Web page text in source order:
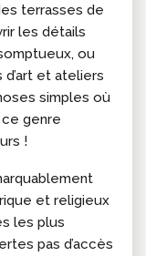
terrasses de
les détails
ou
et ateliers
simples où
ce genre
!
et religieux
les plus
pas d’accès